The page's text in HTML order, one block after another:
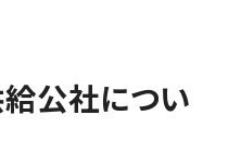
公社につい